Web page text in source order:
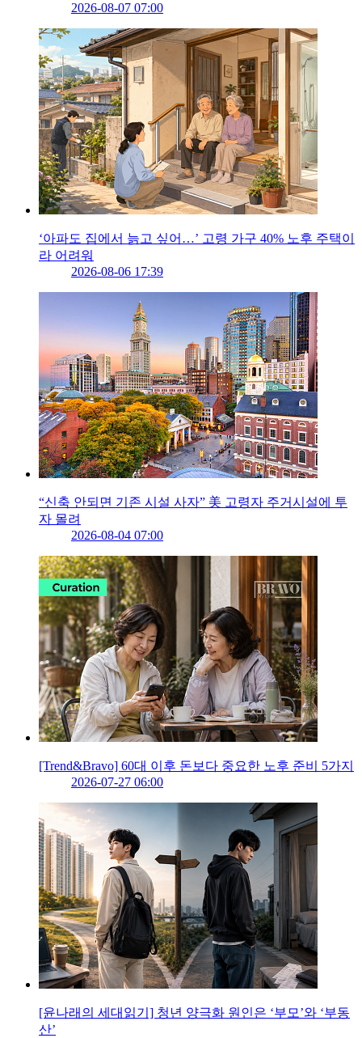
2026-08-07 07:00
‘아파도 집에서 늙고 싶어…’ 고령 가구 40% 노후 주택이
라 어려워
2026-08-06 17:39
“신축 안되면 기존 시설 사자” 美 고령자 주거시설에 투
자 몰려
2026-08-04 07:00
[Trend&Bravo] 60대 이후 돈보다 중요한 노후 준비 5가지
2026-07-27 06:00
[윤나래의 세대읽기] 청년 양극화 원인은 ‘부모’와 ‘부동
산’